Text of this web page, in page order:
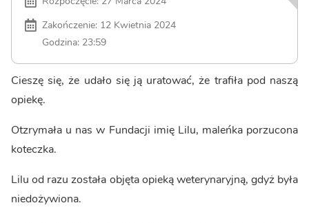
Zakończenie: 12 Kwietnia 2024
Godzina: 23:59
Cieszę się, że udało się ją uratować, że trafiła pod naszą
opiekę.
Otzrymała u nas w Fundacji imię Lilu, maleńka porzucona
koteczka.
Lilu od razu została objęta opieką weterynaryjną, gdyż była
niedożywiona.